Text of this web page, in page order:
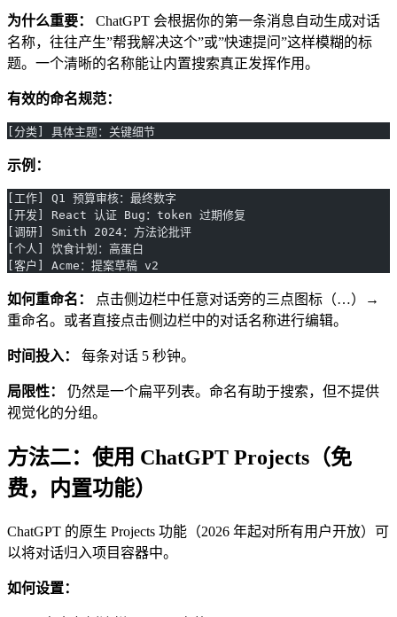
为什么重要：
ChatGPT 会根据你的第一条消息自动生成对话
名称，往往产生”帮我解决这个”或”快速提问”这样模糊的标
题。一个清晰的名称能让内置搜索真正发挥作用。
有效的命名规范：
[分类] 具体主题：关键细节
示例：
[工作] Q1 预算审核：最终数字
[开发] React 认证 Bug：token 过期修复
[调研] Smith 2024：方法论批评
[个人] 饮食计划：高蛋白
[客户] Acme：提案草稿 v2
如何重命名：
点击侧边栏中任意对话旁的三点图标（…）→
重命名。或者直接点击侧边栏中的对话名称进行编辑。
时间投入： 每条对话 5 秒钟。
局限性：
仍然是一个扁平列表。命名有助于搜索，但不提供
视觉化的分组。
方法二：使用 ChatGPT Projects（免
费，内置功能）
ChatGPT 的原生 Projects 功能（2026 年起对所有用户开放）可
以将对话归入项目容器中。
如何设置：